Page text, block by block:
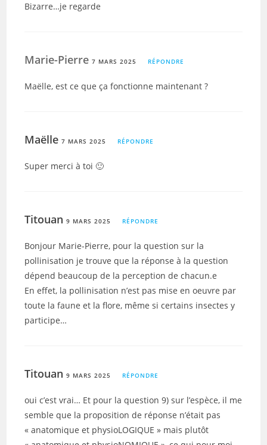
Bizarre…je regarde
Marie-Pierre 7 MARS 2025 RÉPONDRE
Maëlle, est ce que ça fonctionne maintenant ?
Maëlle7 MARS 2025 RÉPONDRE
Super merci à toi 🙂
Titouan9 MARS 2025 RÉPONDRE
Bonjour Marie-Pierre, pour la question sur la
pollinisation je trouve que la réponse à la question
dépend beaucoup de la perception de chacun.e
En effet, la pollinisation n’est pas mise en oeuvre par
toute la faune et la flore, même si certains insectes y
participe…
Titouan9 MARS 2025 RÉPONDRE
oui c’est vrai… Et pour la question 9) sur l’espèce, il me
semble que la proposition de réponse n’était pas
« anatomique et physioLOGIQUE » mais plutôt